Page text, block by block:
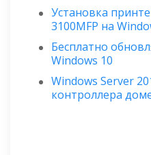
Установка
3100MFP на
Бесплатно
Windows 10
Windows Server
контроллера